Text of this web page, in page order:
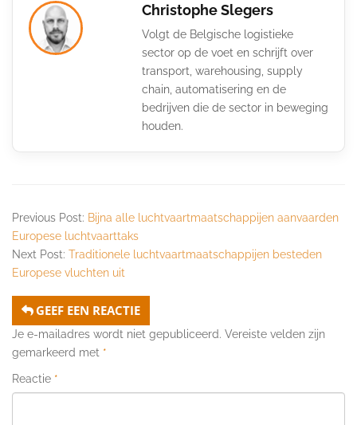
Christophe Slegers
Volgt de Belgische logistieke
sector op de voet en schrijft over
transport, warehousing, supply
chain, automatisering en de
bedrijven die de sector in beweging
houden.
Previous Post: Bijna alle luchtvaartmaatschappijen aanvaarden
Europese luchtvaarttaks
Next Post: Traditionele luchtvaartmaatschappijen besteden
Europese vluchten uit
GEEF EEN REACTIE
Je e-mailadres wordt niet gepubliceerd. Vereiste velden zijn
gemarkeerd met *
Reactie *